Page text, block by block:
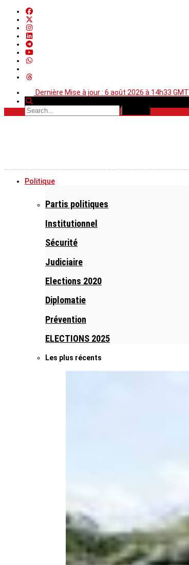
Dernière Mise à jour : 6 août 2026 à 14h33 GMT
Politique
Partis politiques
Institutionnel
Sécurité
Judiciaire
Elections 2020
Diplomatie
Prévention
ELECTIONS 2025
Les plus récents